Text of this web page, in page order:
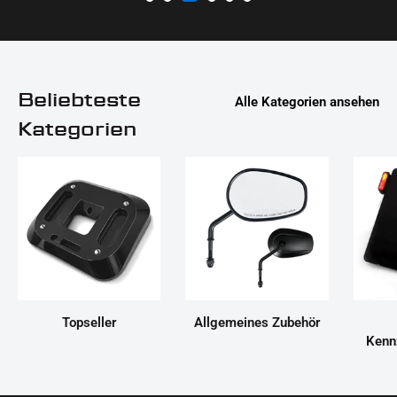
Beliebteste
Kategorien
Alle Kategorien ansehen
Topseller
Allgemeines Zubehör